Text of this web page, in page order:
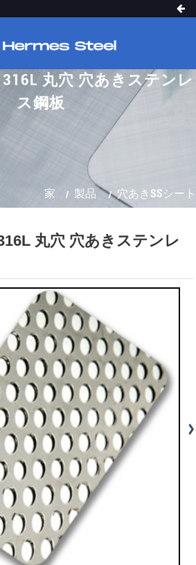
丸穴 穴あきステンレ
ス鋼板
家 製品 穴あきSSシート
丸穴 穴あきステンレ